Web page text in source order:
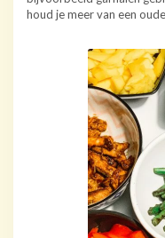
houd je meer van een